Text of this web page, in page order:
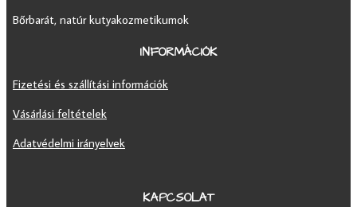
Bőrbarát, natúr kutyakozmetikumok
INFORMÁCIÓK
Fizetési és szállítási információk
Vásárlási feltételek
Adatvédelmi irányelvek
KAPCSOLAT